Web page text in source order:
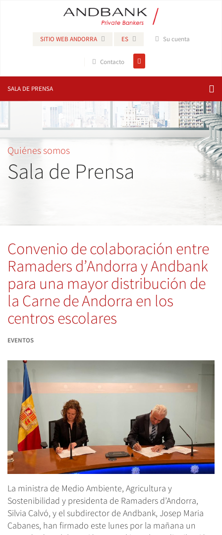
SITIO WEB ANDORRA ES Su cuenta
Contacto
SALA DE PRENSA
Quiénes somos
Sala de Prensa
Convenio de colaboración entre
Ramaders d’Andorra y Andbank
para una mayor distribución de
la Carne de Andorra en los
centros escolares
EVENTOS
La ministra de Medio Ambiente, Agricultura y
Sostenibilidad y presidenta de Ramaders d’Andorra,
Silvia Calvó, y el subdirector de Andbank, Josep Maria
Cabanes, han firmado este lunes por la mañana un